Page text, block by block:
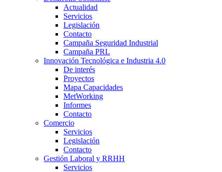
Actualidad
Servicios
Legislación
Contacto
Campaña Seguridad Industrial
Campaña PRL
Innovación Tecnológica e Industria 4.0
De interés
Proyectos
Mapa Capacidades
MetWorking
Informes
Contacto
Comercio
Servicios
Legislación
Contacto
Gestión Laboral y RRHH
Servicios